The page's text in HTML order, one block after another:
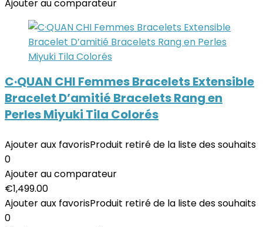
Ajouter au comparateur
C·QUAN CHI Femmes Bracelets Extensible
Bracelet D’amitié Bracelets Rang en
Perles Miyuki Tila Colorés
Ajouter aux favorisProduit retiré de la liste des souhaits
0
Ajouter au comparateur
€1,499.00
Ajouter aux favorisProduit retiré de la liste des souhaits
0